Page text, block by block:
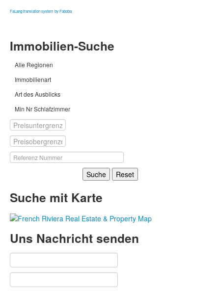
FaLang translation system by Faboba
Immobilien-Suche
Alle Regionen
Immobilienart
Art des Ausblicks
Min Nr Schlafzimmer
Suche Reset
Suche mit Karte
Uns Nachricht senden